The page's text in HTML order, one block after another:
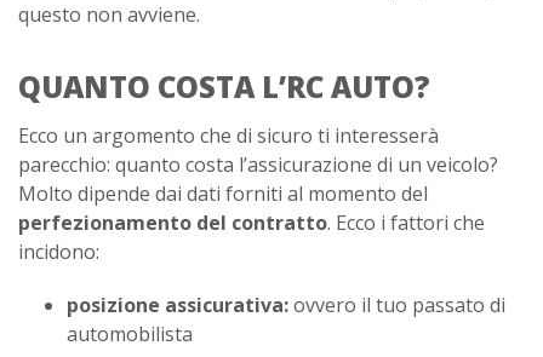
questo non avviene.
QUANTO COSTA L’RC AUTO?
Ecco un argomento che di sicuro ti interesserà
parecchio: quanto costa l’assicurazione di un veicolo?
Molto dipende dai dati forniti al momento del
perfezionamento del contratto. Ecco i fattori che
incidono:
posizione assicurativa:ovvero il tuo passato di
automobilista